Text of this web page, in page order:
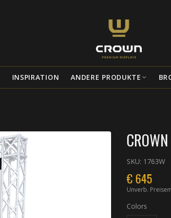
INSPIRATION ANDERE PRODUKTE
SKU: 1763W
€645
Unverb.
Colors